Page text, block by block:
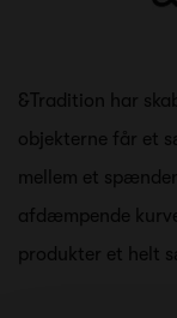
&Tradition har
objekterne får et
mellem et
afdæmpende
produkter et helt